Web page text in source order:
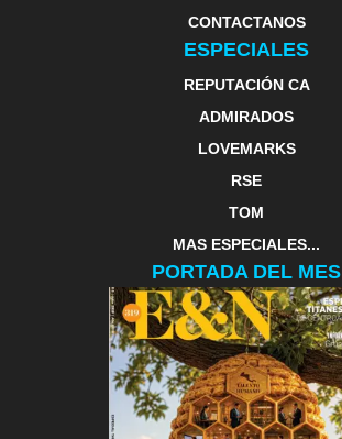
CONTACTANOS
ESPECIALES
REPUTACIÓN CA
ADMIRADOS
LOVEMARKS
RSE
TOM
MAS ESPECIALES...
PORTADA DEL MES